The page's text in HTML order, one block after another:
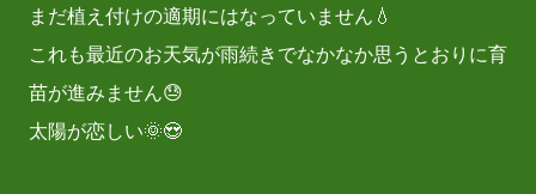
まだ植え付けの適期にはなっていません💧
これも最近のお天気が雨続きでなかなか思うとおりに育
苗が進みません😓
太陽が恋しい🌞😍